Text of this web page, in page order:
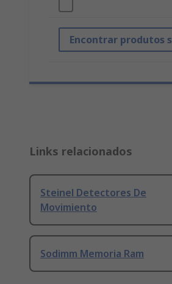
Encontrar produtos
Links relacionados
Steinel Detectores De
Movimiento
Sodimm Memoria Ram